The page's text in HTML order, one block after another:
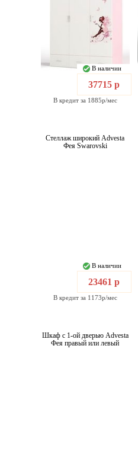
В наличии
37715 р
В кредит за 1885р/мес
Стеллаж широкий Advesta
Фея Swarovski
В наличии
23461 р
В кредит за 1173р/мес
Шкаф с 1-ой дверью Advesta
Фея правый или левый